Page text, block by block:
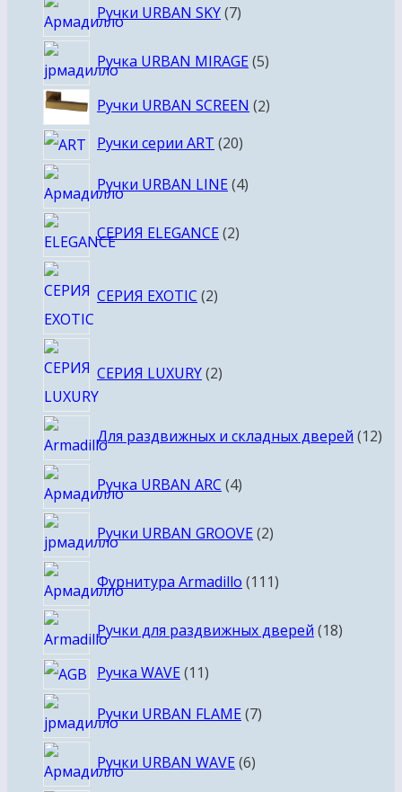
Ручки URBAN SKY 77
Ручка URBAN MIRAGE 55
Ручки URBAN SCREEN 22
Ручки серии ART 2020
Ручки URBAN LINE 44
СЕРИЯ ELEGANCE 22
СЕРИЯ EXOTIC 2товара
СЕРИЯ LUXURY 2товара
Для раздвижных и складных дверей 1212
Ручка URBAN ARC 44
Ручки URBAN GROOVE 22
Фурнитура Armadillo 111111
Ручки для раздвижных дверей 1818
Ручка WAVE 1111
Ручки URBAN FLAME 77
Ручки URBAN WAVE 66